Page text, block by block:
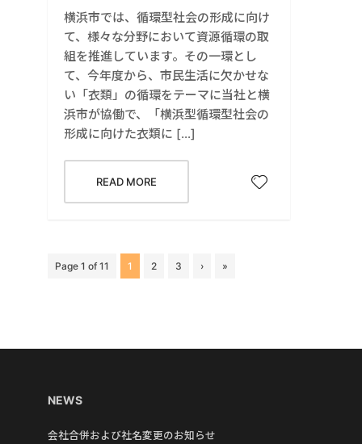
横浜市では、循環型社会の形成に向け
て、様々な分野において資源循環の取
組を推進しています。その一環とし
て、今年度から、市民生活に欠かせな
い「衣類」の循環をテーマに当社と横
浜市が協働で、「横浜型循環型社会の
形成に向けた衣類に […]
READ MORE
Page 1 of 11 1 2 3 › »
NEWS
会社合併および社名変更のお知らせ